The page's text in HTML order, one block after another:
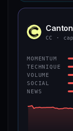
CAP.
VAR. 7 J
VS ATH
−96,0 %
CONFIANCE
CC Canton
CC ·
MOMENTUM
TECHNIQUE
VOLUME
SOCIAL
NEWS